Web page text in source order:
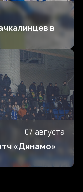
в
07 августа
«Динамо»